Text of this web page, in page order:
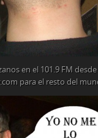
en el 101.9 FM
para el resto del